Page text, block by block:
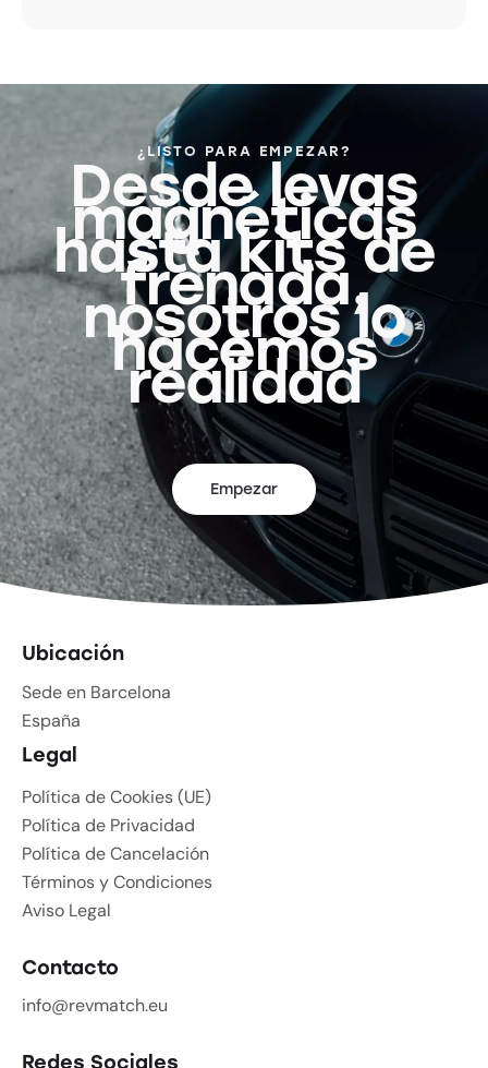
¿LISTO PARA EMPEZAR?
Desde levas
magnéticas
hasta kits de
frenada,
nosotros lo
hacemos
realidad
Empezar
Ubicación
Sede en Barcelona
España
Legal
Política de Cookies (UE)
Política de Privacidad
Política de Cancelación
Términos y Condiciones
Aviso Legal
Contacto
info@revmatch.eu
Redes Sociales